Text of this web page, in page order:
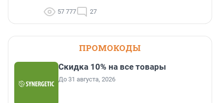
57 777 27
ПРОМОКОДЫ
Скидка 10% на все товары
До 31 августа, 2026